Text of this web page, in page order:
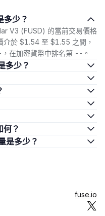
多少？
V3 (FUSD) 的當前交易價格
於 $1.54 至 $1.55 之間，
在加密貨幣中排名第 --。
多少？
何？
是多少？
fuse.io